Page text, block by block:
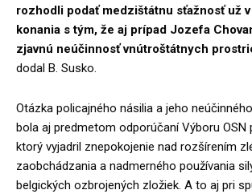
rozhodli podať medzištátnu sťažnosť už
konania s tým, že aj prípad Jozefa
zjavnú neúčinnosť vnútroštátnych
dodal B. Susko.
Otázka policajného násilia a jeho
bola aj predmetom odporúčaní Výboru OSN
ktorý vyjadril znepokojenie nad rozšírením
zaobchádzania a nadmerného používania
belgických ozbrojených zložiek. A to aj pri